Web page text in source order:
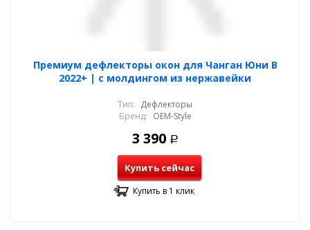
Премиум дефлекторы окон для Чанган Юни В
2022+ | с молдингом из нержавейки
Тип: Дефлекторы
Бренд: OEM-Style
3 390 Р
Купить сейчас
Купить в 1 клик